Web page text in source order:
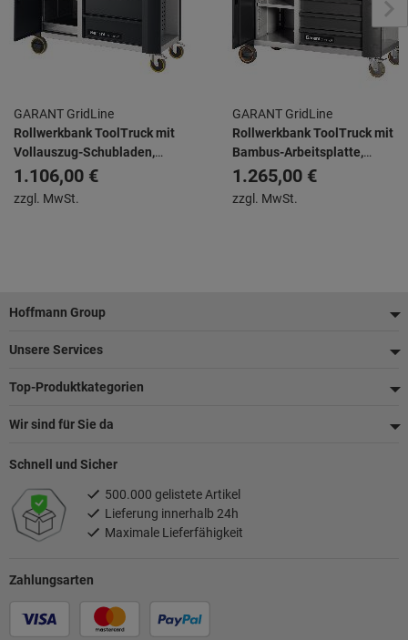
GARANT GridLine
Rollwerkbank ToolTruck mit
Vollauszug-Schubladen,
20×16G, Anzahl Schubladen:
1.106,00 €
zzgl. MwSt.
GARANT GridLine
Rollwerkbank ToolTruck mit
Bambus-Arbeitsplatte,
20×16G, Anzahl Schubladen:
1.265,00 €
zzgl. MwSt.
Fußzeile
Hoffmann Group
Unsere Services
Top-Produktkategorien
Wir sind für Sie da
Zahlungsarten
Schnell und Sicher
500.000 gelistete Artikel
Lieferung innerhalb 24h
Maximale Lieferfähigkeit